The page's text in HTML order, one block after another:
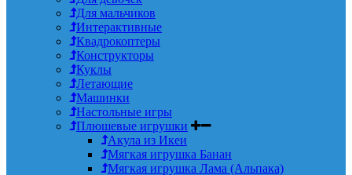
Для мальчиков
Интерактивные
Квадрокоптеры
Конструкторы
Куклы
Летающие
Машинки
Настольные игры
Плюшевые игрушки
Акула из Икеи
Мягкая игрушка Банан
Мягкая игрушка Лама (Альпака)